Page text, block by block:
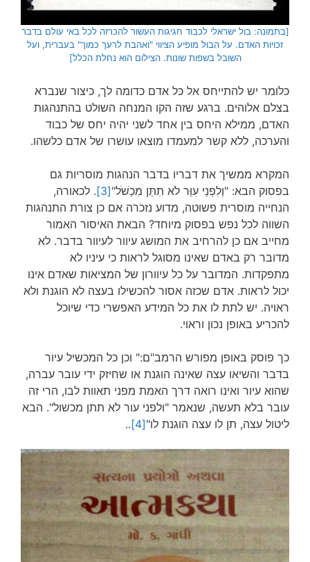
[בתמונה: בול ישראלי לכבוד חגיגות העשור להכרזה לכל באי עולם בדבר
זכויות האדם. על הבול מופיע הציווי "ואהבת לרעך כמוך" בעברית, ועל
השובל בשפות שונות. הצילום הוא נחלת הכלל]
כלומר יש להתייחס אל כל אדם כדומה לך, כיצור שנברא
בצלם אלוהים. ברגע שזה הקו המנחה השולט בהתנהגות
האדם, ממילא היחס בין אחד לשני יהיה יחס של כבוד
והערכה, ללא קשר למעמדו מוצאו עושרו של אדם כלשהו.
המקרא ממשיך את דבריו בדבר הנהגות מוסריות גם
בפסוק הבא: "וְלִפְנֵי עִוֵּר לֹא תִתֵּן מִכְשֹׁל"[3]
. לכאורה,
הנחייה מוסרית פשוטה, מדוע נזכרה אם כן צורת התנהגות
השווה לכל נפש בפסוק מיוחד? הבאת האיסור האמור
מחייב אם כן להרחיב את המושג עיוור לעיוור בדבר. לא
מדובר רק באדם שאינו מסוגל לראות כי עיניו לא
מתפקדות. המדובר על כל עיוורון של המציאות שאדם אינו
יכול לראות. אדם שכזה אסור להכשילו בעצה לא הוגנת ולא
ראויה. יש לתת לו את כל המידע האפשרי כדי שיוכל
להכריע באופן נכון וראוי.
כך פוסק באופן מפורש הרמב"ם:" וכן כל המכשיל עיור
בדבר והשיאו עצה שאינה הוגנת או שחיזק ידי עובר עברה,
שהוא עיור ואינו רואה דרך האמת מפני תאוות לבו, הרי זה
עובר בלא תעשה, שנאמר "ולפני עור לא תתן מכשול". הבא
ליטול עצה, תן לו עצה הוגנת לו"[4]
..